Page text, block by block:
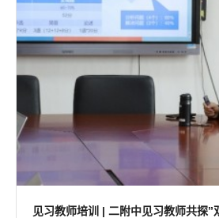
见习教师培训 | 二附中见习教师共探”